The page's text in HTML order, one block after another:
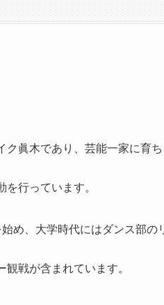
眞木であり、芸能一家に育ち
行っています。
め、大学時代にはダンス部の
戦が含まれています。